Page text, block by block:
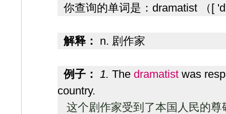
你查询的单词是： dramatist （[
解释： n. 剧作家
例子： 1. The dramatist was
country.
这个剧作家受到了本国人民的尊